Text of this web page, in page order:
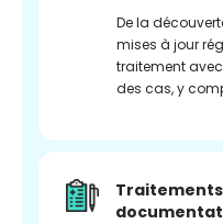
De la
mises à jour
traitement
des cas, y